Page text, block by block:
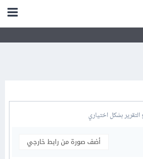
بشكل اختياري
أضف صورة من رابط خارجي